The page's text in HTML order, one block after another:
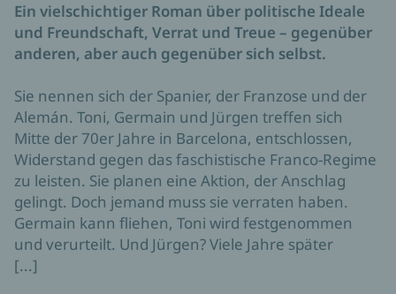
Ein vielschichtiger Roman über politische Ideale
und Freundschaft, Verrat und Treue – gegenüber
anderen, aber auch gegenüber sich selbst.
Sie nennen sich der Spanier, der Franzose und der
Alemán. Toni, Germain und Jürgen treffen sich
Mitte der 70er Jahre in Barcelona, entschlossen,
Widerstand gegen das faschistische Franco-Regime
zu leisten. Sie planen eine Aktion, der Anschlag
gelingt. Doch jemand muss sie verraten haben.
Germain kann fliehen, Toni wird festgenommen
und verurteilt. Und Jürgen? Viele Jahre später
[...]